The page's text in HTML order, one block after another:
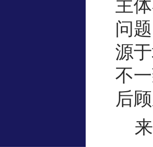
主
问
源
不
后